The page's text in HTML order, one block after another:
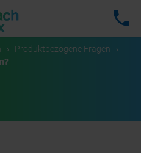
› Produktbezogene Fragen ›